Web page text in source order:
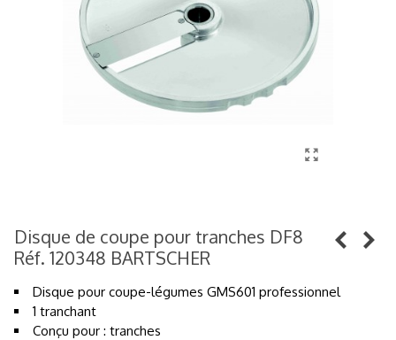
Disque de coupe pour tranches DF8
Réf. 120348 BARTSCHER
Disque pour coupe-légumes GMS601 professionnel
1 tranchant
Conçu pour : tranches